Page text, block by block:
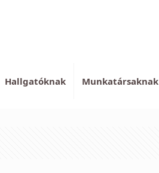
Hallgatóknak Munkatársaknak